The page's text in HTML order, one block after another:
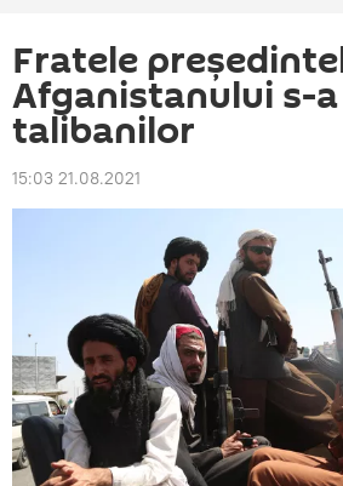
Fratele
Afganistanului s-
talibanilor
15:03 21.08.2021